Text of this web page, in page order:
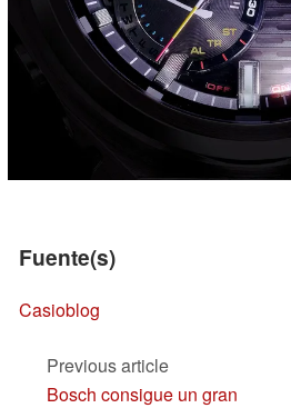
Fuente(s)
Casioblog
Previous article
Bosch consigue un gran